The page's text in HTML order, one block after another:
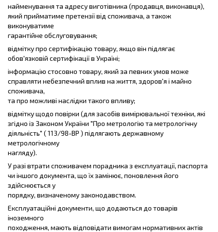
найменування та адресу виготівника (продавця, виконавця),
який прийматиме претензії від споживача, а також
виконуватиме
гарантійне обслуговування;
відмітку про сертифікацію товару, якщо він підлягає
обов'язковій сертифікації в Україні;
інформацію стосовно товару, який за певних умов може
справляти небезпечний вплив на життя, здоров'я і майно
споживача,
та про можливі наслідки такого впливу;
відмітку щодо повірки (для засобів вимірювальної техніки, які
згідно із Законом України "Про метрологію та метрологічну
діяльність" ( 113/98-ВР ) підлягають державному
метрологічному
нагляду).
У разі втрати споживачем порадника з експлуатації, паспорта
чи іншого документа, що їх замінює, поновлення його
здійснюється у
порядку, визначеному законодавством.
Експлуатаційні документи, що додаються до товарів
іноземного
походження, мають відповідати вимогам нормативних актів